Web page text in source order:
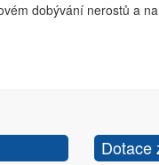
dobývání nerostů a
Dotace